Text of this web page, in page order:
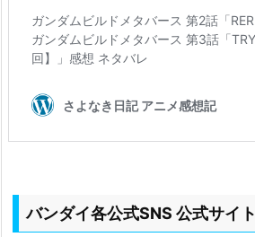
バンダイ各公式SNS 公式サイト